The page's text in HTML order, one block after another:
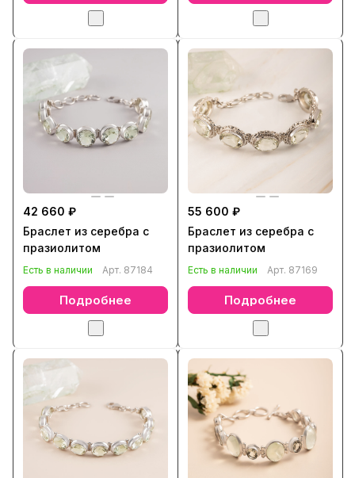
42 660 ₽
Браслет из серебра с
празиолитом
Есть в наличии Арт. 87184
Подробнее
55 600 ₽
Браслет из серебра с
празиолитом
Есть в наличии Арт. 87169
Подробнее